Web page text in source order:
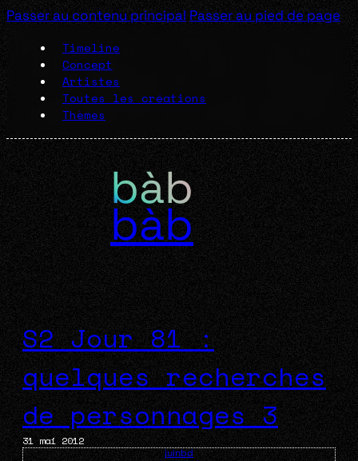
Passer au contenu principal Passer au pied de page
Timeline
Concept
Artistes
Toutes les créations
Thèmes
bàb
S2 Jour 81 :
quelques recherches
de personnages 3
31 mai 2012
juinbd